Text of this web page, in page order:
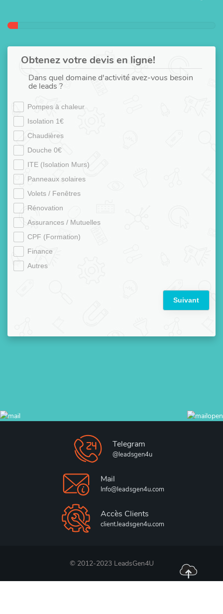
Obtenez votre devis en ligne!
Dans quel domaine d'activité avez-vous besoin
de leads ?
Pompes à chaleur
Isolation 1€
Chaudières
Douche 0€
ITE (Isolation Murs)
Panneaux solaires
Volets / Fenêtres
Rénovation
Assurances / Mutuelles
CPF (Formation)
Finance
Autres
Suivant
Telegram
@leadsgen4u
Mail
Info@leadsgen4u.com
Accès Clients
client.leadsgen4u.com
© 2012-2023 LeadsGen4U